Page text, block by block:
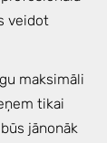
veidot
maksimāli
tikai
jānonāk